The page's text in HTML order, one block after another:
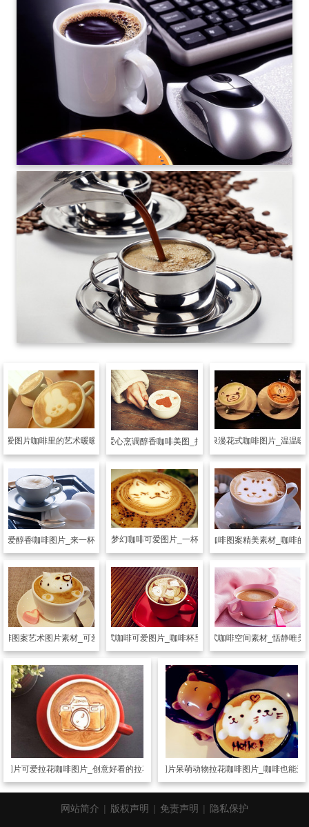
爱图片咖啡里的艺术暖暖的
可爱图片 爱心烹调醇香咖啡美图_把爱献给你
可爱图片 浪漫花式咖啡图片_温温暖
爱醇香咖啡图片_来一杯美味香浓的咖啡
可爱图片 梦幻咖啡可爱图片_一杯梦幻香醇
可爱图片 咖啡图案精美素材_咖啡的
啡图案艺术图片素材_可爱图案的咖啡
可爱图片 花式咖啡可爱图片_咖啡杯里满满的爱意
可爱图片 意式咖啡空间素材_恬静唯美
图片可爱拉花咖啡图片_创意好看的拉花图案
可爱图片呆萌动物拉花咖啡图片_咖啡也能这
网站简介 | 版权声明 | 免责声明 | 隐私保护